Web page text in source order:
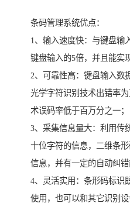
条码管理系统优点：
1、输入速度快：与键盘输
键盘输入的5倍，并且能实
2、可靠性高：键盘输入数
光学字符识别技术出错率
术误码率低于百万分之一；
3、采集信息量大：利用传
十位字符的信息，二维条
信息，并有一定的自动纠错
4、灵活实用：条形码标识
使用，也可以和其它识别